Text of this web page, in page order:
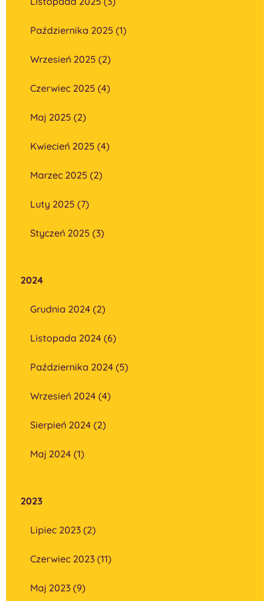
Października 2025 (1)
Wrzesień 2025 (2)
Czerwiec 2025 (4)
Maj 2025 (2)
Kwiecień 2025 (4)
Marzec 2025 (2)
Luty 2025 (7)
Styczeń 2025 (3)
2024
Grudnia 2024 (2)
Listopada 2024 (6)
Października 2024 (5)
Wrzesień 2024 (4)
Sierpień 2024 (2)
Maj 2024 (1)
2023
Lipiec 2023 (2)
Czerwiec 2023 (11)
Maj 2023 (9)